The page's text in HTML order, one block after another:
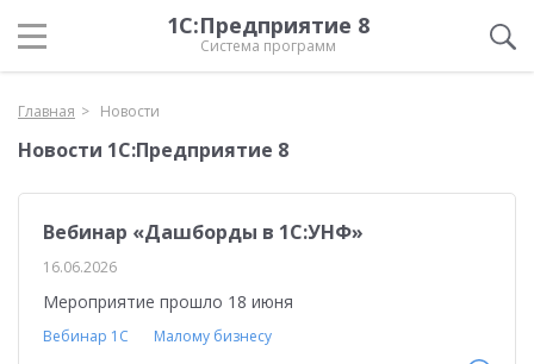
1С:Предприятие 8
Система программ
Главная Новости
Новости 1С:Предприятие 8
Вебинар «Дашборды в 1С:УНФ»
16.06.2026
Мероприятие прошло 18 июня
Вебинар 1С Малому бизнесу